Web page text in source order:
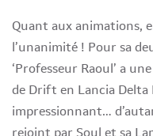
Quant aux animations,
l’unanimité ! Pour sa
‘Professeur Raoul’ a
de Drift en Lancia
impressionnant…
rejoint par Soul et sa